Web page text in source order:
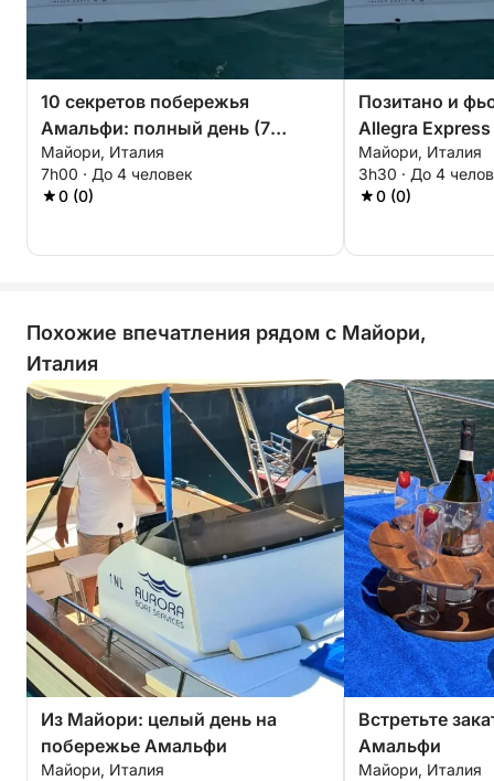
10 секретов побережья
Амальфи: полный день (7
часов)
Майори, Италия
7h00 · До 4 человек
0 (0)
Позитано и
Allegra Express
Майори, Италия
3h30 · До 4
0 (0)
Похожие впечатления рядом с Майори,
Италия
Из Майори: целый день на
побережье Амальфи
Майори, Италия
Встретьте
Амальфи
Майори, Италия